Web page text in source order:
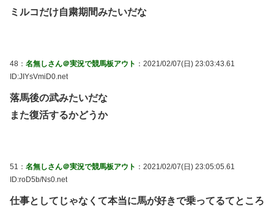
ミルコだけ自粛期間みたいだな
48： 名無しさん＠実況で競馬板アウト ：2021/02/07(日) 23:03:43.61
ID:JIYsVmiD0.net
落馬後の武みたいだな
また復活するかどうか
51： 名無しさん＠実況で競馬板アウト ：2021/02/07(日) 23:05:05.61
ID:roD5b/Ns0.net
仕事としてじゃなくて本当に馬が好きで乗ってるてところ